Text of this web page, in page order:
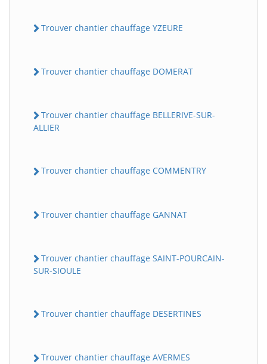
Trouver chantier chauffage YZEURE
Trouver chantier chauffage DOMERAT
Trouver chantier chauffage BELLERIVE-SUR-
ALLIER
Trouver chantier chauffage COMMENTRY
Trouver chantier chauffage GANNAT
Trouver chantier chauffage SAINT-POURCAIN-
SUR-SIOULE
Trouver chantier chauffage DESERTINES
Trouver chantier chauffage AVERMES